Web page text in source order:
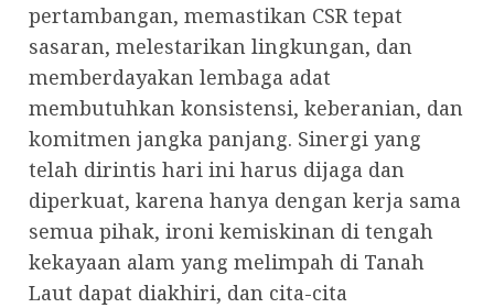
pertambangan, memastikan CSR tepat
sasaran, melestarikan lingkungan, dan
memberdayakan lembaga adat
membutuhkan konsistensi, keberanian, dan
komitmen jangka panjang. Sinergi yang
telah dirintis hari ini harus dijaga dan
diperkuat, karena hanya dengan kerja sama
semua pihak, ironi kemiskinan di tengah
kekayaan alam yang melimpah di Tanah
Laut dapat diakhiri, dan cita-cita